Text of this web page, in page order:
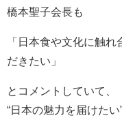
橋本聖子会長も
「日本食や文化に触
だきたい」
とコメントしていて、
“日本の魅力を届けた